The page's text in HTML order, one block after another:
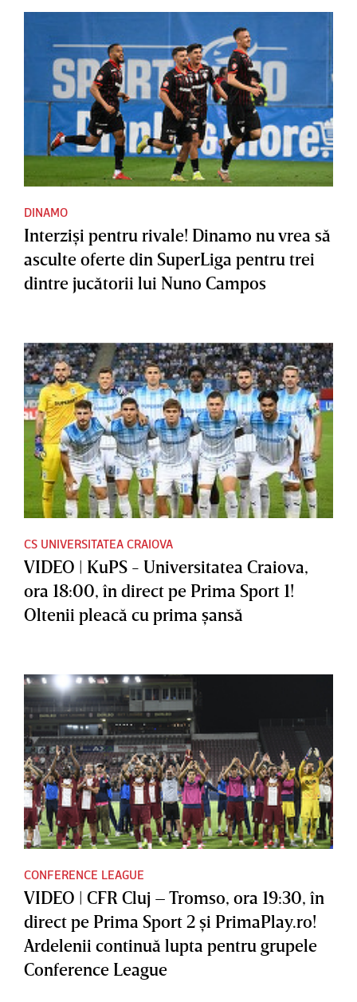
DINAMO
Interzişi pentru rivale! Dinamo nu vrea să
asculte oferte din SuperLiga pentru trei
dintre jucătorii lui Nuno Campos
CS UNIVERSITATEA CRAIOVA
VIDEO | KuPS - Universitatea Craiova,
ora 18:00, în direct pe Prima Sport 1!
Oltenii pleacă cu prima şansă
CONFERENCE LEAGUE
VIDEO | CFR Cluj – Tromso, ora 19:30, în
direct pe Prima Sport 2 şi PrimaPlay.ro!
Ardelenii continuă lupta pentru grupele
Conference League